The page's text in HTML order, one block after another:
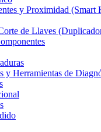
y Proximidad (Smart
de Llaves
y Herramientas de